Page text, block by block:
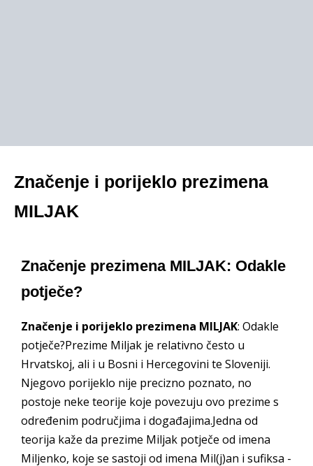
Značenje i porijeklo prezimena
MILJAK
Značenje prezimena MILJAK: Odakle
potječe?
Značenje i porijeklo prezimena MILJAK: Odakle
potječe?Prezime Miljak je relativno često u
Hrvatskoj, ali i u Bosni i Hercegovini te Sloveniji.
Njegovo porijeklo nije precizno poznato, no
postoje neke teorije koje povezuju ovo prezime s
određenim područjima i događajima.Jedna od
teorija kaže da prezime Miljak potječe od imena
Miljenko, koje se sastoji od imena Mil(j)an i sufiksa -